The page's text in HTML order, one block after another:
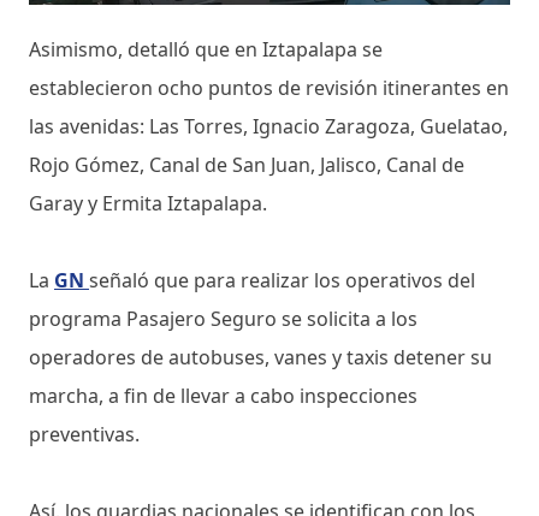
Asimismo, detalló que en Iztapalapa se
establecieron ocho puntos de revisión itinerantes en
las avenidas: Las Torres, Ignacio Zaragoza, Guelatao,
Rojo Gómez, Canal de San Juan, Jalisco, Canal de
Garay y Ermita Iztapalapa.
La GN señaló que para realizar los operativos del
programa Pasajero Seguro se solicita a los
operadores de autobuses, vanes y taxis detener su
marcha, a fin de llevar a cabo inspecciones
preventivas.
Así, los guardias nacionales se identifican con los